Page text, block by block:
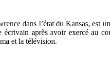
dans l’état du Kansas, est
après avoir exercé au
et la télévision.